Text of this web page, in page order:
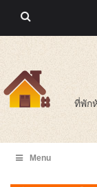
ที่พัก
Menu